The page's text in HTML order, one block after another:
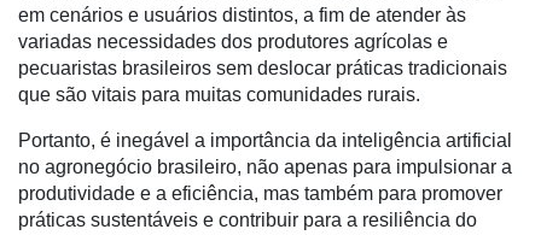
Manager
CHB
em cenários e usuários distintos, a fim de atender às
variadas necessidades dos produtores agrícolas e
pecuaristas brasileiros sem deslocar práticas tradicionais
que são vitais para muitas comunidades rurais.
Portanto, é inegável a importância da inteligência artificial
no agronegócio brasileiro, não apenas para impulsionar a
produtividade e a eficiência, mas também para promover
práticas sustentáveis e contribuir para a resiliência do